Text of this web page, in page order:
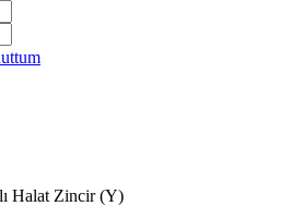
Halat Zincir (Y)